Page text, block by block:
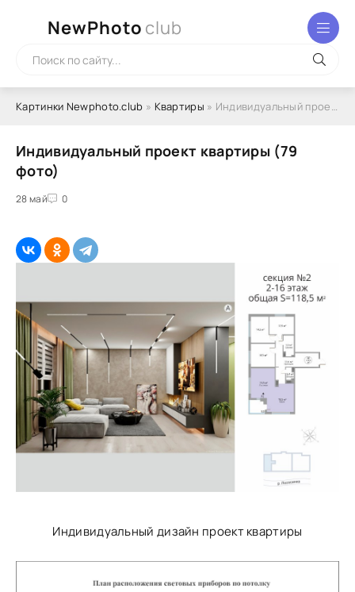
NewPhoto club
Картинки Newphoto.club » Квартиры » Индивидуальный проект квартиры (79 фото)
Индивидуальный проект квартиры (79
фото)
28 май 0
Индивидуальный дизайн проект квартиры